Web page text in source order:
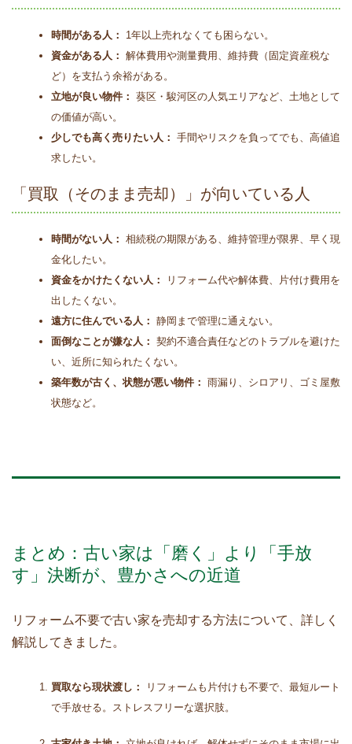
時間がある人：
1年以上売れなくても困らない。
資金がある人： 解体費用や測量費用、維持費（固定資産税な
ど）を支払う余裕がある。
立地が良い物件： 葵区・駿河区の人気エリアなど、土地として
の価値が高い。
少しでも高く売りたい人： 手間やリスクを負ってでも、高値追
求したい。
「買取（そのまま売却）」が向いている人
時間がない人： 相続税の期限がある、維持管理が限界、早く現
金化したい。
資金をかけたくない人：
リフォーム代や解体費、片付け費用を
出したくない。
遠方に住んでいる人： 静岡まで管理に通えない。
面倒なことが嫌な人： 契約不適合責任などのトラブルを避けた
い、近所に知られたくない。
築年数が古く、状態が悪い物件： 雨漏り、シロアリ、ゴミ屋敷
状態など。
まとめ：古い家は「磨く」より「手放
す」決断が、豊かさへの近道
リフォーム不要で古い家を売却する方法について、詳しく
解説してきました。
買取なら現状渡し：
リフォームも片付けも不要で、最短ルート
で手放せる。ストレスフリーな選択肢。